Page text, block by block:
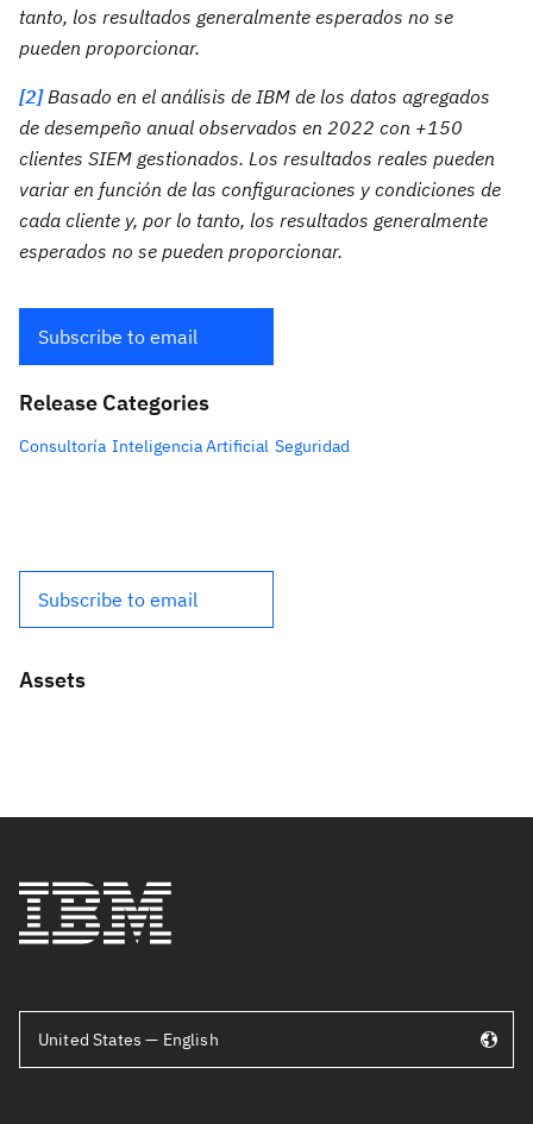
tanto, los resultados generalmente esperados no se
pueden proporcionar.
[2]Basado en el análisis de IBM de los datos agregados
de desempeño anual observados en 2022 con +150
clientes SIEM gestionados. Los resultados reales pueden
variar en función de las configuraciones y condiciones de
cada cliente y, por lo tanto, los resultados generalmente
esperados no se pueden proporcionar.
Subscribe to email
Release Categories
Consultoría Inteligencia Artificial Seguridad
Subscribe to email
Assets
United States — English